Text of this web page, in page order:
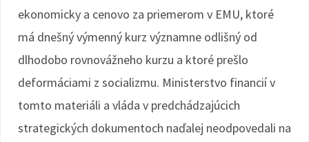
ekonomicky a cenovo za priemerom v EMU, ktoré
má dnešný výmenný kurz významne odlišný od
dlhodobo rovnovážneho kurzu a ktoré prešlo
deformáciami z socializmu. Ministerstvo financií v
tomto materiáli a vláda v predchádzajúcich
strategických dokumentoch naďalej neodpovedali na